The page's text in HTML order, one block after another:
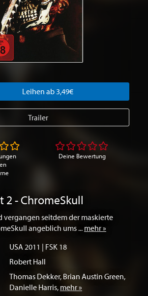
2 - ChromeSkull
vergangen seitdem der maskierte
angeblich ums ... mehr »
USA 2011 | FSK 18
Robert Hall
Thomas Dekker, Brian Austin Green,
Danielle Harris, mehr »
Leihen ab 3,49€
Trailer
Deine Bewertung